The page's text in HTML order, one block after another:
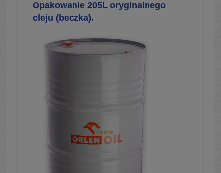
Opakowanie 205L oryginalnego
oleju (beczka).